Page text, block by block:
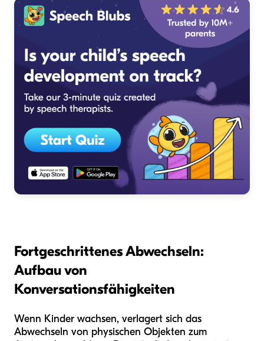
Fortgeschrittenes Abwechseln:
Aufbau von
Konversationsfähigkeiten
Wenn Kinder wachsen, verlagert sich das
Abwechseln von physischen Objekten zum